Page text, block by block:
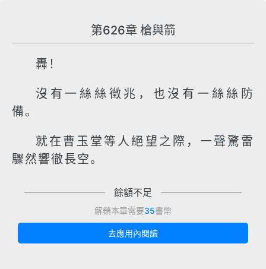
第626章 槍與箭
轟！
沒有一絲絲徵兆，也沒有一絲絲防
備。
就在曹玉堂等人絕望之際，一聲驚雷
驟然響徹長空。
餘額不足
解鎖本章需要35書幣
去應用內閱讀